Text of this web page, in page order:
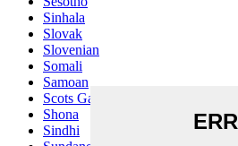
Sinhala
Slovak
Slovenian
Somali
Samoan
Scots Gaelic
Shona
Sindhi